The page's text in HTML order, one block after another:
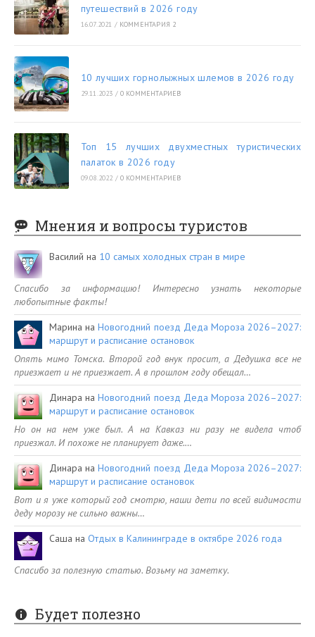
путешествий в 2026 году
16.07.2021 / КОММЕНТАРИЯ 2
10 лучших горнолыжных шлемов в 2026 году
29.11.2023 / 0 КОММЕНТАРИЕВ
Топ 15 лучших двухместных туристических
палаток в 2026 году
09.08.2022 / 0 КОММЕНТАРИЕВ
Мнения и вопросы туристов
Василий на 10 самых холодных стран в мире
Спасибо за информацию! Интересно узнать некоторые
любопытные факты!
Марина наНовогодний поезд Деда Мороза 2026–2027:
маршрут и расписание остановок
Опять мимо Томска. Второй год внук просит, а Дедушка все не
приезжает и не приезжает. А в прошлом году обещал…
Динара наНовогодний поезд Деда Мороза 2026–2027:
маршрут и расписание остановок
Но он на нем уже был. А на Кавказ ни разу не видела чтоб
приезжал. И похоже не планирует даже.…
Динара наНовогодний поезд Деда Мороза 2026–2027:
маршрут и расписание остановок
Вот и я уже который год смотрю, наши дети по всей видимости
деду морозу не сильно важны…
Саша на Отдых в Калининграде в октябре 2026 года
Спасибо за полезную статью. Возьму на заметку.
Будет полезно